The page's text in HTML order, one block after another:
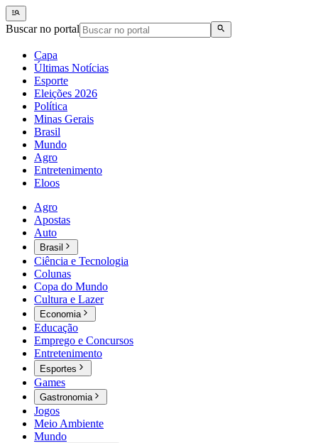
Buscar no portal
Capa
Últimas Notícias
Esporte
Eleições 2026
Política
Minas Gerais
Brasil
Mundo
Agro
Entretenimento
Eloos
Agro
Apostas
Auto
Brasil
Ciência e Tecnologia
Colunas
Copa do Mundo
Cultura e Lazer
Economia
Educação
Emprego e Concursos
Entretenimento
Esportes
Games
Gastronomia
Jogos
Meio Ambiente
Mundo